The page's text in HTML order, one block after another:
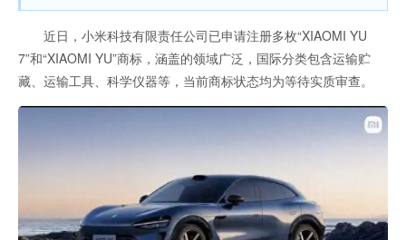
近日，小米科技有限责任公司已申请注册多枚“XIAOMI YU
7”和“XIAOMI YU”商标，涵盖的领域广泛，国际分类包含运输贮
藏、运输工具、科学仪器等，当前商标状态均为等待实质审查。